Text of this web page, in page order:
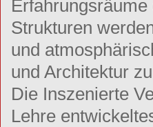
Strukturen
und
und Architektur
Die Inszenierte
Lehre